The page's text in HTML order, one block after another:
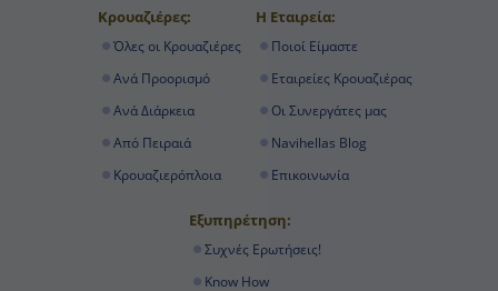
Κρουαζιέρες:
Όλες οι Κρουαζιέρες
Ανά Προορισμό
Ανά Διάρκεια
Από Πειραιά
Κρουαζιερόπλοια
Η Εταιρεία:
Ποιοί Είμαστε
Εταιρείες Κρουαζιέρας
Οι Συνεργάτες μας
Navihellas Blog
Επικοινωνία
Εξυπηρέτηση:
Συχνές Ερωτήσεις!
Know How